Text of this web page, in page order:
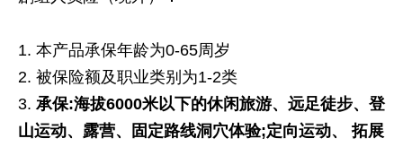
本产品承保年龄为0-65周岁
被保险额及职业类别为1-2类
承保:海拔6000米以下的休闲旅游、远足徒步、登
山运动、露营、固定路线洞穴体验;定向运动、
拓展